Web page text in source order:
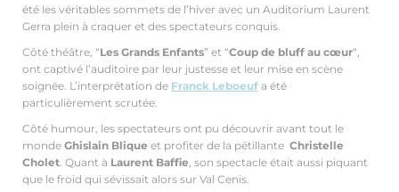
été les véritables sommets de l’hiver avec un Auditorium Laurent
Gerra plein à craquer et des spectateurs conquis.
Côté théâtre, “Les Grands Enfants” et “Coup de bluff au cœur“,
ont captivé l’auditoire par leur justesse et leur mise en scène
soignée. L’interprétation de Franck Leboeuf a été
particulièrement scrutée.
Côté humour, les spectateurs ont pu découvrir avant tout le
monde Ghislain Blique et profiter de la pétillante Christelle
Cholet. Quant à Laurent Baffie, son spectacle était aussi piquant
que le froid qui sévissait alors sur Val Cenis.